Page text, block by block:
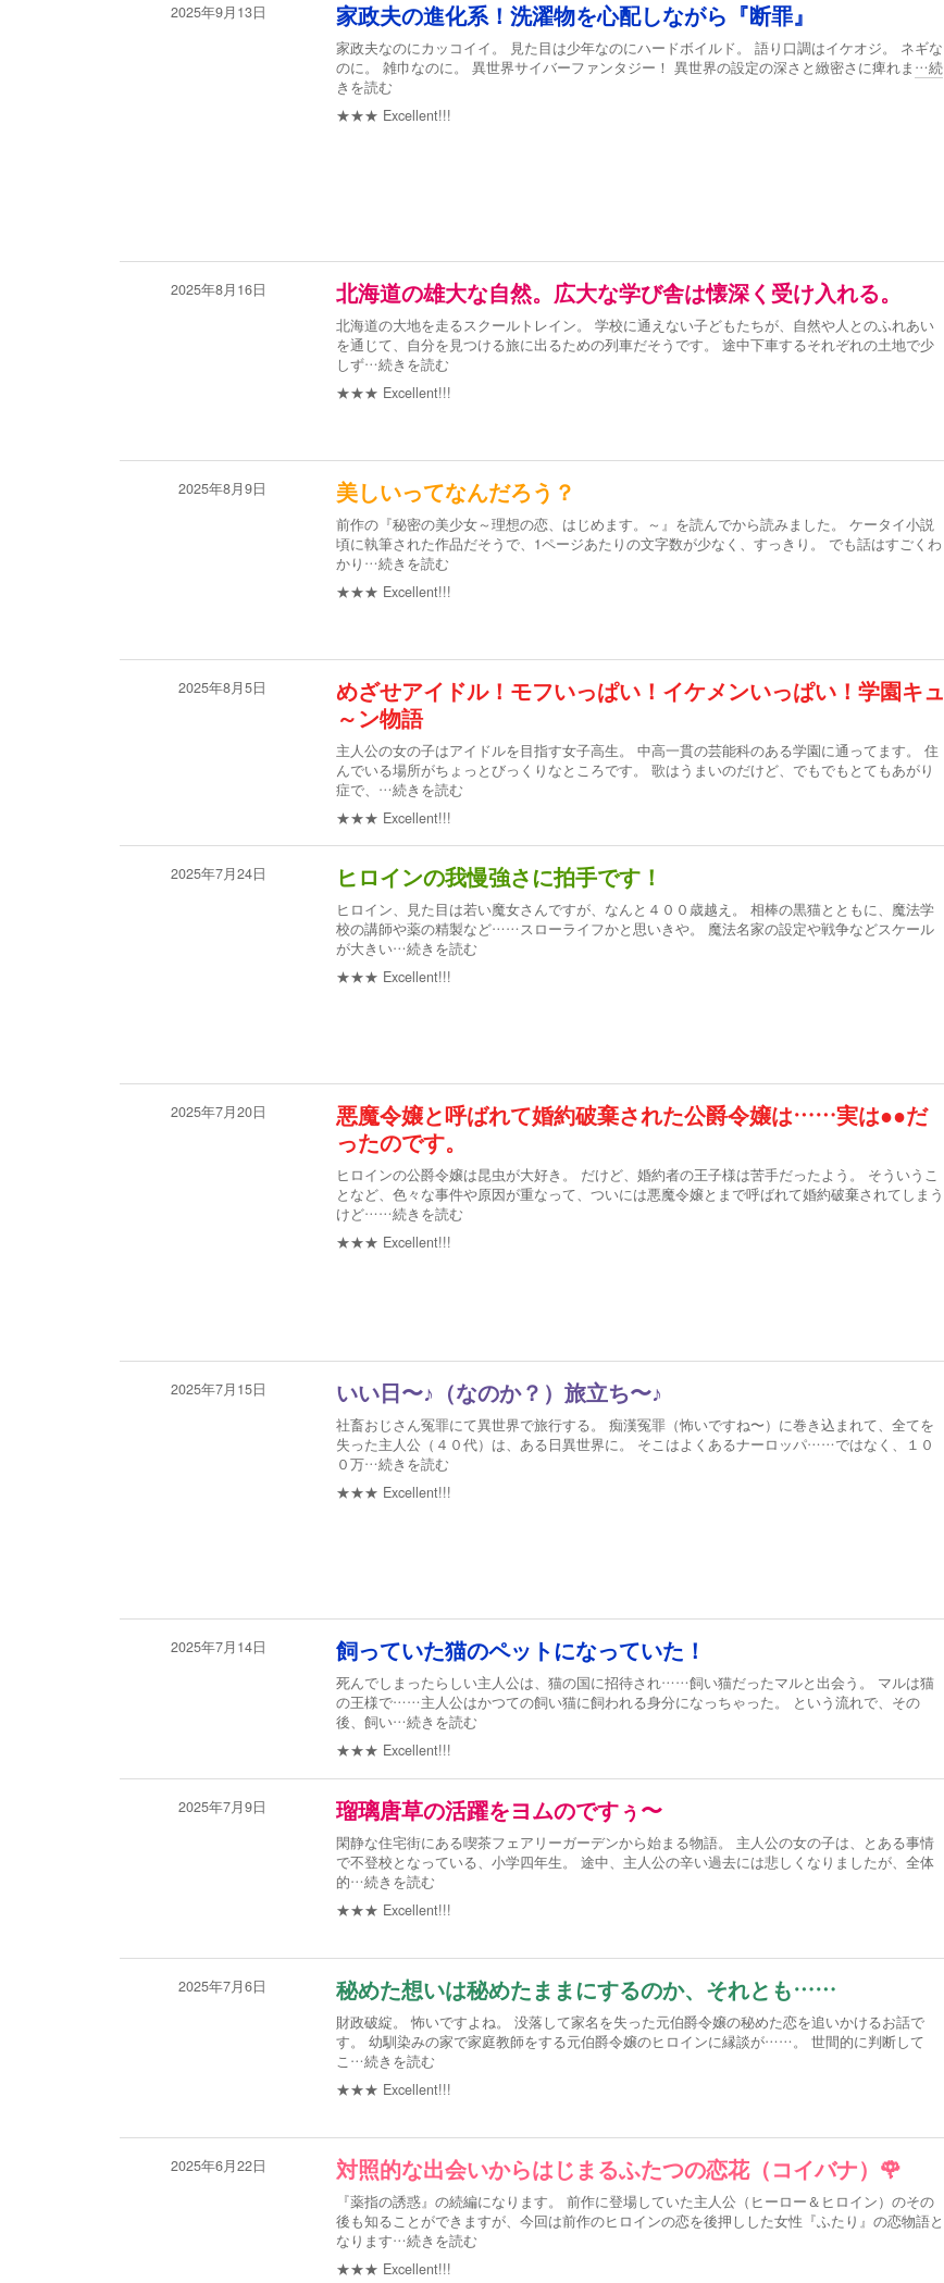
2025年9月13日 家政夫の進化系！洗濯物を心配しながら『断罪』
家政夫なのにカッコイイ。 見た目は少年なのにハードボイルド。 語り口調はイケオジ。 ネギな
のに。 雑巾なのに。 異世界サイバーファンタジー！ 異世界の設定の深さと緻密さに痺れま …続
きを読む
★★★ Excellent!!!
2025年8月16日 北海道の雄大な自然。広大な学び舎は懐深く受け入れる。
北海道の大地を走るスクールトレイン。 学校に通えない子どもたちが、自然や人とのふれあい
を通じて、自分を見つける旅に出るための列車だそうです。 途中下車するそれぞれの土地で少
しず…続きを読む
★★★ Excellent!!!
2025年8月9日 美しいってなんだろう？
前作の『秘密の美少女～理想の恋、はじめます。～』を読んでから読みました。 ケータイ小説
頃に執筆された作品だそうで、1ページあたりの文字数が少なく、すっきり。 でも話はすごくわ
かり …続きを読む
★★★ Excellent!!!
2025年8月5日
めざせアイドル！モフいっぱい！イケメンいっぱい！学園キュ
～ン物語
主人公の女の子はアイドルを目指す女子高生。 中高一貫の芸能科のある学園に通ってます。 住
んでいる場所がちょっとびっくりなところです。 歌はうまいのだけど、でもでもとてもあがり
症で、 …続きを読む
★★★ Excellent!!!
2025年7月24日 ヒロインの我慢強さに拍手です！
ヒロイン、見た目は若い魔女さんですが、なんと４００歳越え。 相棒の黒猫とともに、魔法学
校の講師や薬の精製など……スローライフかと思いきや。 魔法名家の設定や戦争などスケール
が大きい…続きを読む
★★★ Excellent!!!
2025年7月20日
悪魔令嬢と呼ばれて婚約破棄された公爵令嬢は……実は●●だ
ったのです。
ヒロインの公爵令嬢は昆虫が大好き。 だけど、婚約者の王子様は苦手だったよう。 そういうこ
となど、色々な事件や原因が重なって、ついには悪魔令嬢とまで呼ばれて婚約破棄されてしまう
けど……続きを読む
★★★ Excellent!!!
2025年7月15日 いい日〜♪（なのか？）旅立ち〜♪
社畜おじさん冤罪にて異世界で旅行する。 痴漢冤罪（怖いですね〜）に巻き込まれて、全てを
失った主人公（４０代）は、ある日異世界に。 そこはよくあるナーロッパ……ではなく、１０
０万…続きを読む
★★★ Excellent!!!
2025年7月14日 飼っていた猫のペットになっていた！
死んでしまったらしい主人公は、猫の国に招待され……飼い猫だったマルと出会う。 マルは猫
の王様で……主人公はかつての飼い猫に飼われる身分になっちゃった。 という流れで、その
後、飼い…続きを読む
★★★ Excellent!!!
2025年7月9日 瑠璃唐草の活躍をヨムのですぅ〜
閑静な住宅街にある喫茶フェアリーガーデンから始まる物語。 主人公の女の子は、とある事情
で不登校となっている、小学四年生。 途中、主人公の辛い過去には悲しくなりましたが、全体
的…続きを読む
★★★ Excellent!!!
2025年7月6日 秘めた想いは秘めたままにするのか、それとも……
財政破綻。 怖いですよね。 没落して家名を失った元伯爵令嬢の秘めた恋を追いかけるお話で
す。 幼馴染みの家で家庭教師をする元伯爵令嬢のヒロインに縁談が……。 世間的に判断して
こ …続きを読む
★★★ Excellent!!!
2025年6月22日 対照的な出会いからはじまるふたつの恋花（コイバナ）🌹
『薬指の誘惑』の続編になります。 前作に登場していた主人公（ヒーロー＆ヒロイン）のその
後も知ることができますが、今回は前作のヒロインの恋を後押しした女性『ふたり』の恋物語と
なります…続きを読む
★★★ Excellent!!!